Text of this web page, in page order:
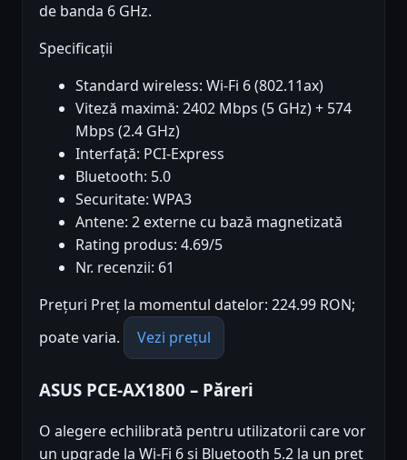
de banda 6 GHz.
Specificații
Standard wireless: Wi-Fi 6 (802.11ax)
Viteză maximă: 2402 Mbps (5 GHz) + 574
Mbps (2.4 GHz)
Interfață: PCI-Express
Bluetooth: 5.0
Securitate: WPA3
Antene: 2 externe cu bază magnetizată
Rating produs: 4.69/5
Nr. recenzii: 61
Prețuri Preț la momentul datelor: 224.99 RON;
poate varia.
Vezi prețul
ASUS PCE-AX1800 – Păreri
O alegere echilibrată pentru utilizatorii care vor
un upgrade la Wi-Fi 6 și Bluetooth 5.2 la un preț